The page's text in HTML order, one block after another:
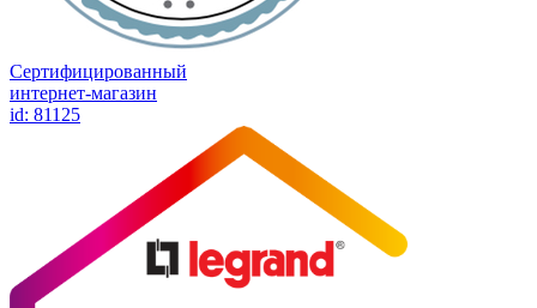
Сертифицированный
интернет-магазин
id: 81125